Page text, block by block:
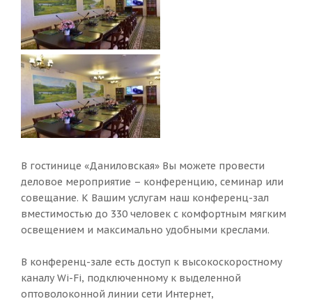
В гостинице «Даниловская» Вы можете провести
деловое мероприятие – конференцию, семинар или
совещание. К Вашим услугам наш конференц-зал
вместимостью до 330 человек с комфортным мягким
освещением и максимально удобными креслами.
В конференц-зале есть доступ к высокоскоростному
каналу Wi-Fi, подключенному к выделенной
оптоволоконной линии сети Интернет,